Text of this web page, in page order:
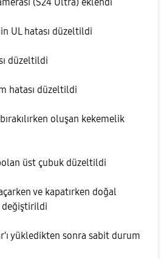
UL hatası düzeltildi
düzeltildi
hatası düzeltildi
oluşan kekemelik
üst çubuk düzeltildi
ve kapatırken doğal
değiştirildi
yükledikten sonra sabit durum